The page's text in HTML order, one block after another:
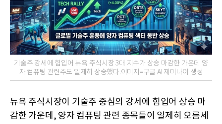
기술주 강세에 힘입어 뉴욕 주식시장 3대 지수가 상승 마감한 가운데 양
자 컴퓨팅 관련주도 일제히 상승했다.이미지=구글 AI 제미나이 생성
뉴욕 주식시장이 기술주 중심의 강세에 힘입어 상승 마
감한 가운데, 양자 컴퓨팅 관련 종목들이 일제히 오름세